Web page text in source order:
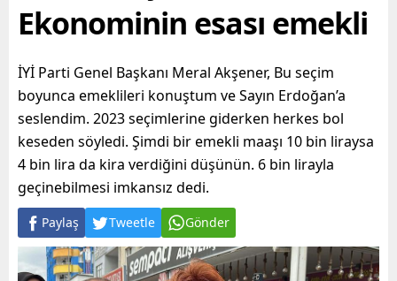
Ekonominin esası emekli
İYİ Parti Genel Başkanı Meral Akşener, Bu seçim
boyunca emeklileri konuştum ve Sayın Erdoğan’a
seslendim. 2023 seçimlerine giderken herkes bol
keseden söyledi. Şimdi bir emekli maaşı 10 bin liraysa
4 bin lira da kira verdiğini düşünün. 6 bin lirayla
geçinebilmesi imkansız dedi.
Paylaş Tweetle Gönder